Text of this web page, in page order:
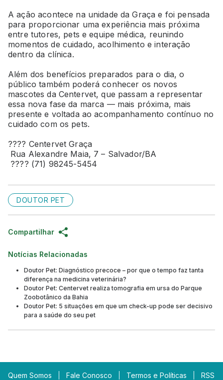
A ação acontece na unidade da Graça e foi pensada
para proporcionar uma experiência mais próxima
entre tutores, pets e equipe médica, reunindo
momentos de cuidado, acolhimento e interação
dentro da clínica.
Além dos benefícios preparados para o dia, o
público também poderá conhecer os novos
mascotes da Centervet, que passam a representar
essa nova fase da marca — mais próxima, mais
presente e voltada ao acompanhamento contínuo no
cuidado com os pets.
???? Centervet Graça
Rua Alexandre Maia, 7 – Salvador/BA
???? (71) 98245-5454
DOUTOR PET
Compartilhar
Notícias Relacionadas
Doutor Pet: Diagnóstico precoce – por que o tempo faz tanta
diferença na medicina veterinária?
Doutor Pet: Centervet realiza tomografia em ursa do Parque
Zoobotânico da Bahia
Doutor Pet: 5 situações em que um check-up pode ser decisivo
para a saúde do seu pet
Quem Somos Fale Conosco Termos e Políticas RSS